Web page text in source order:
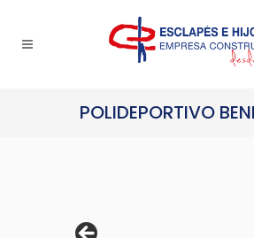
POLIDEPORTIVO